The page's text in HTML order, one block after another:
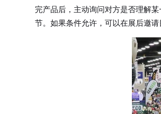
完产品后，主动询问对方是否理解
节。如果条件允许，可以在展后邀